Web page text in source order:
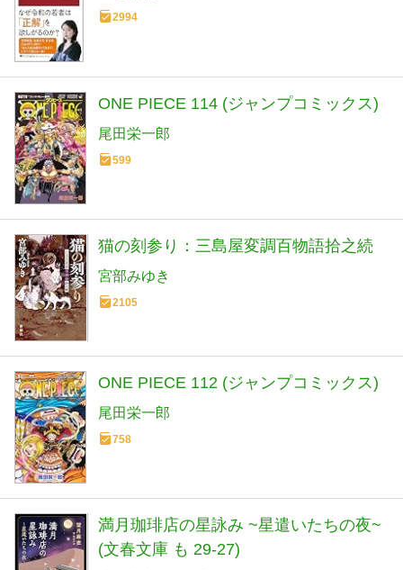
2994
ONE PIECE 114 (ジャンプコミックス)
尾田栄一郎
599
猫の刻参り：三島屋変調百物語拾之続
宮部みゆき
2105
ONE PIECE 112 (ジャンプコミックス)
尾田栄一郎
758
満月珈琲店の星詠み ~星遣いたちの夜~
(文春文庫 も 29-27)